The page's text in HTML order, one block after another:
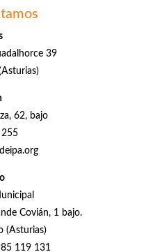
39
62, bajo
Covián, 1 bajo.
(Asturias)
119 131